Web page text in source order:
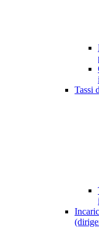
Tassi